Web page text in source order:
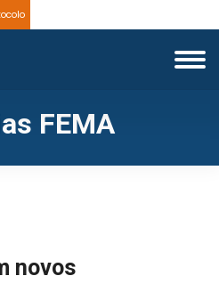
FEMA
novos